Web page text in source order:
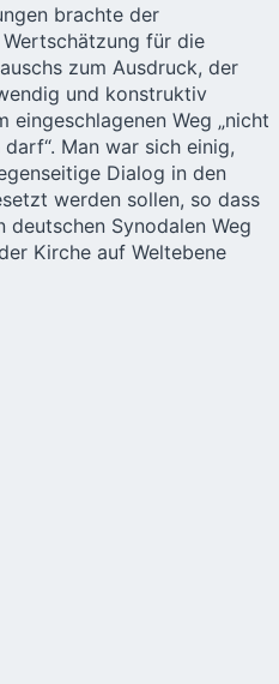
brachte der
für die
zum Ausdruck, der
und konstruktiv
eingeschlagenen Weg „nicht
Man war sich einig,
Dialog in den
werden sollen, so dass
deutschen Synodalen Weg
Kirche auf Weltebene